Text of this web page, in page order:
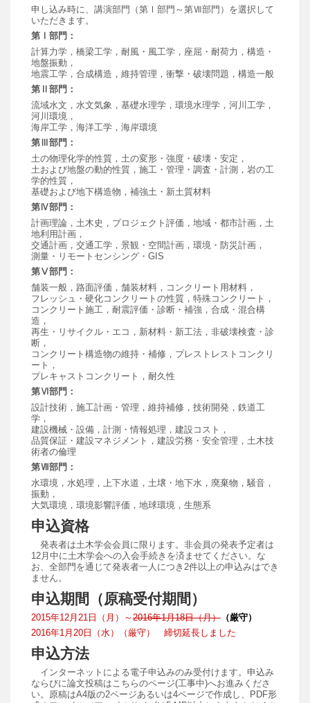
申し込み時に、講演部門（第Ⅰ部門～第Ⅶ部門）を選択して
いただきます。
第Ⅰ部門：
計算力学，橋梁工学，耐風・風工学，座屈・耐荷力，構造・
地盤振動，
地震工学，合成構造，維持管理，衝撃・破壊問題，構造一般
第Ⅱ部門：
流域水文，水文気象，基礎水理学，環境水理学，河川工学，
河川環境，
海岸工学，海洋工学，海岸環境
第Ⅲ部門：
土の物理化学的性質，土の変形・強度・破壊・安定，
土および地盤の動的性質，施工・管理・調査・計測，岩の工
学的性質，
基礎および地下構造物，補強土・新土質材料
第Ⅳ部門：
計画理論，土木史，プロジェクト評価，地域・都市計画，土
地利用計画，
交通計画，交通工学，景観・空間計画，環境・防災計画，
測量・リモートセンシング・GIS
第Ⅴ部門：
舗装一般，路面評価，舗装材料，コンクリート用材料，
フレッシュ・硬化コンクリートの性質，特殊コンクリート，
コンクリート施工，耐震評価・診断・補強，合成・混合構
造，
再生・リサイクル・エコ，新材料・新工法，非破壊検査・診
断，
コンクリート構造物の維持・補修，プレストレストコンクリ
ート，
プレキャストコンクリート，耐久性
第Ⅵ部門：
設計技術，施工計画・管理，維持補修，技術開発，鉄道工
学，
建設機械・設備，計測・情報処理，建設コスト，
品質保証・建設マネジメント，建設労務・安全管理，土木技
術者の倫理
第Ⅶ部門：
水環境，水処理，上下水道，土壌・地下水，廃棄物，騒音，
振動，
大気環境，環境影響評価，地球環境，生態系
申込資格
発表者は土木学会会員に限ります。非会員の発表予定者は
12月中に土木学会への入会手続きを済ませてください。な
お、全部門を通じて発表者一人につき2件以上の申込みはでき
ません。
申込期間（原稿受付期間）
2015年12月21日（月）～2016年1月18日（月） （厳守）
2016年1月20日（水）（厳守） 締切延長しました
申込方法
インターネットによる電子申込みのみ受付けます。申込み
ならびに論文投稿はこちらのページ(工事中)へお進みくださ
い。原稿はA4版の2ページあるいは4ページで作成し、PDF形